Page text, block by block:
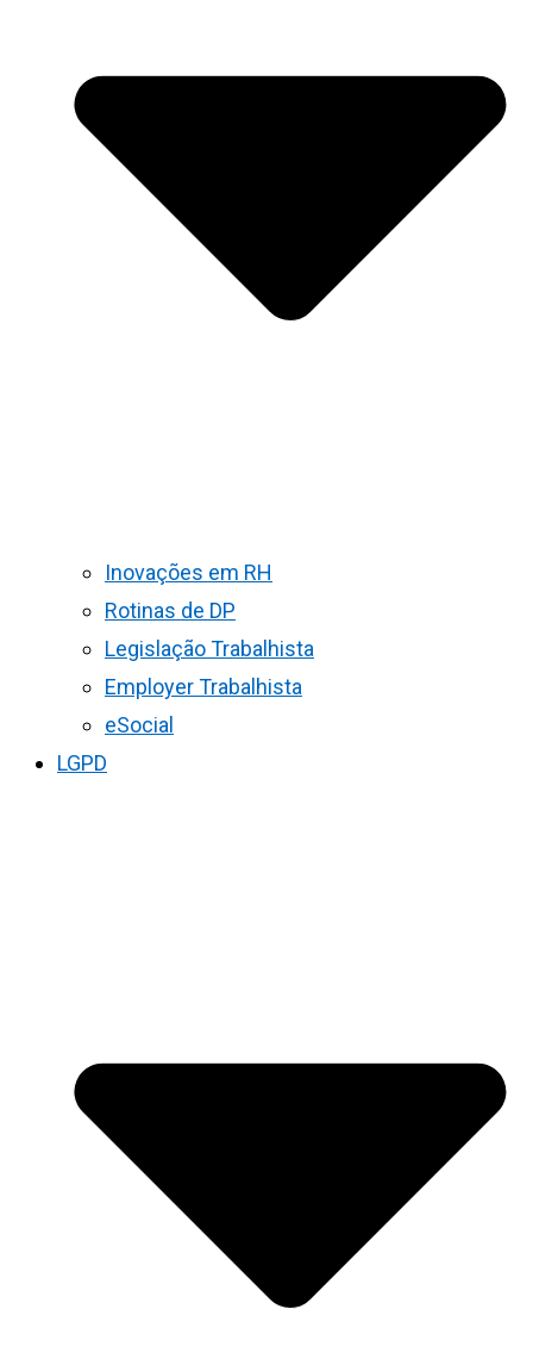
Inovações em RH
Rotinas de DP
Legislação Trabalhista
Employer Trabalhista
eSocial
LGPD